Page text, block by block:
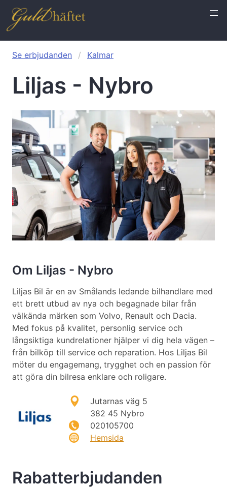
Se erbjudanden Kalmar
Liljas - Nybro
Om Liljas - Nybro
Liljas Bil är en av Smålands ledande bilhandlare med
ett brett utbud av nya och begagnade bilar från
välkända märken som Volvo, Renault och Dacia.
Med fokus på kvalitet, personlig service och
långsiktiga kundrelationer hjälper vi dig hela vägen –
från bilköp till service och reparation. Hos Liljas Bil
möter du engagemang, trygghet och en passion för
att göra din bilresa enklare och roligare.
Jutarnas väg 5
382 45 Nybro
020105700
Hemsida
Rabatterbjudanden